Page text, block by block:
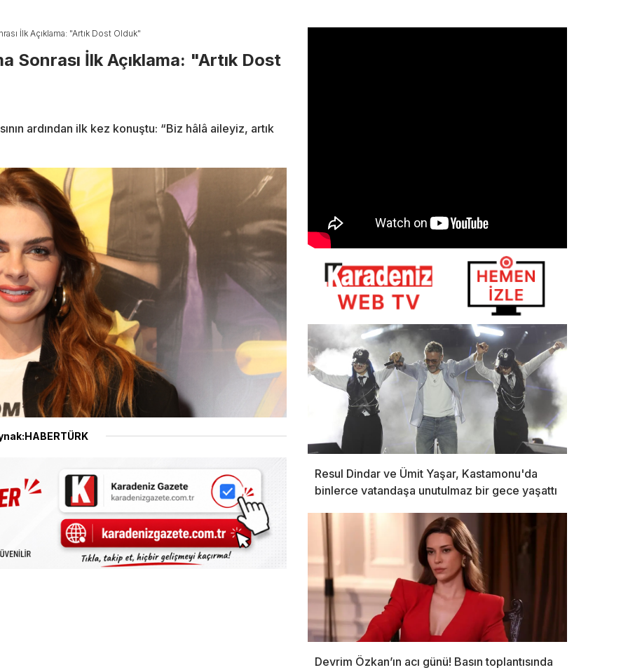
İlk Açıklama: "Artık Dost Olduk"
Sonrası İlk Açıklama: "Artık Dost
ardından ilk kez konuştu: “Biz hâlâ aileyiz, artık
Resul Dindar ve Ümit Yaşar, Kastamonu'da
binlerce vatandaşa unutulmaz bir gece yaşattı
Devrim Özkan’ın acı günü! Basın toplantısında